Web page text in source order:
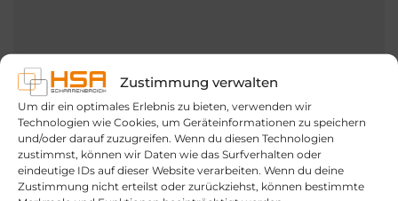
Zustimmung verwalten
Um dir ein optimales Erlebnis zu bieten, verwenden wir
Technologien wie Cookies, um Geräteinformationen zu speichern
und/oder darauf zuzugreifen. Wenn du diesen Technologien
zustimmst, können wir Daten wie das Surfverhalten oder
eindeutige IDs auf dieser Website verarbeiten. Wenn du deine
Zustimmung nicht erteilst oder zurückziehst, können bestimmte